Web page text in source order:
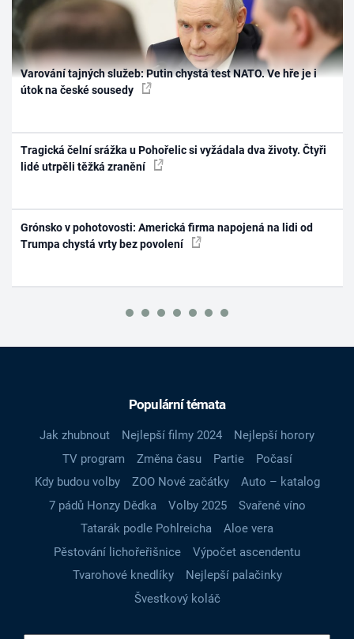
Varování tajných služeb: Putin chystá test NATO. Ve hře je i
útok na české sousedy
Tragická čelní srážka u Pohořelic si vyžádala dva životy. Čtyři
lidé utrpěli těžká zranění
Grónsko v pohotovosti: Americká firma napojená na lidi od
Trumpa chystá vrty bez povolení
Populární témata
Jak zhubnout Nejlepší filmy 2024
Nejlepší horory
TV program
Změna času Partie
Počasí
Kdy budou volby
ZOO Nové začátky
Auto – katalog
7 pádů Honzy Dědka
Volby 2025
Svařené víno
Tatarák podle Pohlreicha
Aloe vera
Pěstování lichořeřišnice
Výpočet ascendentu
Tvarohové knedlíky
Nejlepší palačinky
Švestkový koláč